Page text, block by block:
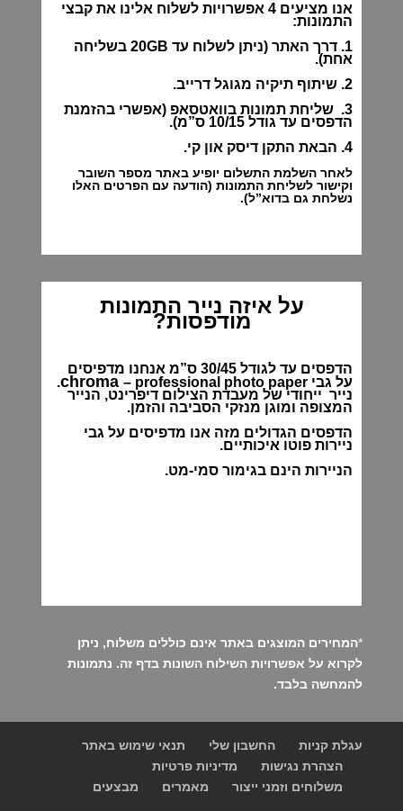
אנו מציעים 4 אפשרויות לשלוח אלינו את קבצי
התמונות:
1. דרך האתר (ניתן לשלוח עד 20GB בשליחה
אחת).
2. שיתוף תיקיה מגוגל דרייב.
3. שליחת תמונות בוואטסאפ (אפשרי בהזמנת
הדפסים עד גודל 10/15 ס”מ).
4. הבאת התקן דיסק און קי.
לאחר השלמת התשלום יופיע באתר מספר השובר
וקישור לשליחת התמונות (הודעה עם הפרטים האלו
נשלחת גם בדוא”ל).
על איזה נייר התמונות
מודפסות?
הדפסים עד לגודל 30/45 ס”מ אנחנו מדפיסים
על גבי
chroma – professional photo paper.
נייר ייחודי של מעבדת הצילום דיפרינט, הנייר
המצופה ומוגן מנזקי הסביבה והזמן.
הדפסים הגדולים מזה אנו מדפיסים על גבי
ניירות פוטו איכותיים.
הניירות הינם בגימור סמי-מט.
*המחירים המוצגים באתר אינם כוללים משלוח, ניתן
לקרוא על אפשרויות השילוח השונות בדף זה. נתמונות
להמחשה בלבד.
עגלת קניות החשבון שלי
תנאי שימוש באתר
הצהרת נגישות
מדיניות פרטיות
משלוחים וזמני ייצור
מאמרים מבצעים